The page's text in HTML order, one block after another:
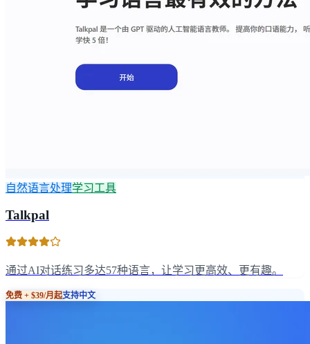
自然语言处理学习工具
Talkpal
通过AI对话练习多达57种语言，让学习更高效、更有趣。
免费 + $39/月起支持中文